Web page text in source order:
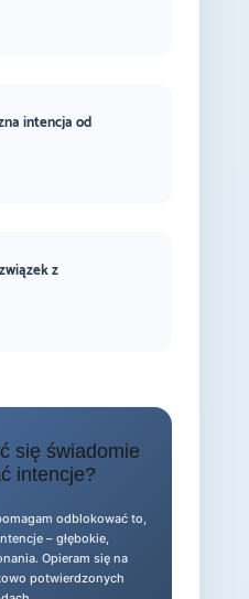
intencja od
z
się świadomie
intencje?
odblokować to,
– głębokie,
Opieram się na
potwierdzonych